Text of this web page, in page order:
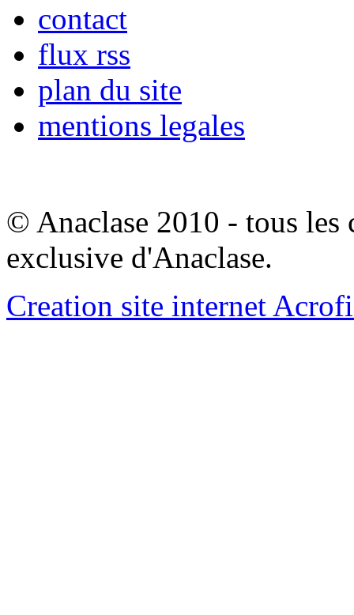
contact
flux rss
plan du site
mentions legales
© Anaclase 2010 - tous les
exclusive d'Anaclase.
Creation site internet